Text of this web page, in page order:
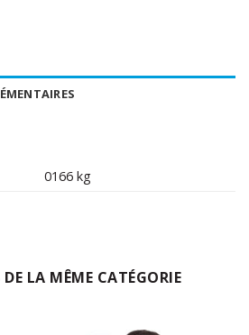
0166 kg
DE LA MÊME CATÉGORIE